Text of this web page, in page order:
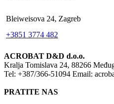
Bleiweisova 24, Zagreb
+3851 3774 482
ACROBAT D&D d.o.o.
Kralja Tomislava 24, 88266
Tel: +387/366-51094 Email:
PRATITE NAS